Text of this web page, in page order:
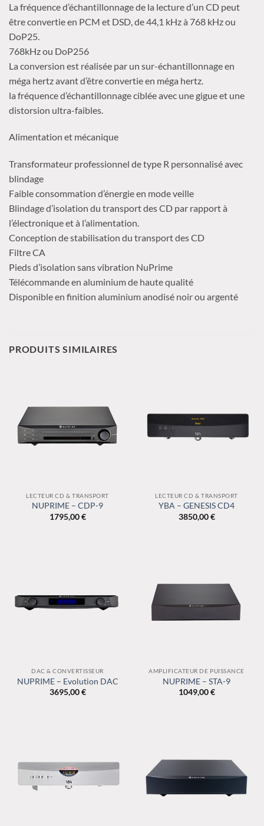
La fréquence d’échantillonnage de la lecture d’un CD peut
être convertie en PCM et DSD, de 44,1 kHz à 768 kHz ou
DoP25.
768kHz ou DoP256
La conversion est réalisée par un sur-échantillonnage en
méga hertz avant d’être convertie en méga hertz.
la fréquence d’échantillonnage ciblée avec une gigue et une
distorsion ultra-faibles.
Alimentation et mécanique
Transformateur professionnel de type R personnalisé avec
blindage
Faible consommation d’énergie en mode veille
Blindage d’isolation du transport des CD par rapport à
l’électronique et à l’alimentation.
Conception de stabilisation du transport des CD
Filtre CA
Pieds d’isolation sans vibration NuPrime
Télécommande en aluminium de haute qualité
Disponible en finition aluminium anodisé noir ou argenté
PRODUITS SIMILAIRES
LECTEUR CD & TRANSPORT
NUPRIME – CDP-9
1795,00€
LECTEUR CD & TRANSPORT
YBA – GENESIS CD4
3850,00€
DAC & CONVERTISSEUR
NUPRIME – Evolution DAC
3695,00€
AMPLIFICATEUR DE PUISSANCE
NUPRIME – STA-9
1049,00€